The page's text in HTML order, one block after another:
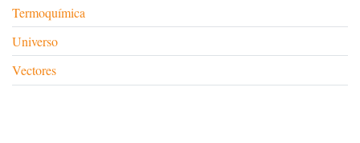
Termoquímica
Universo
Vectores